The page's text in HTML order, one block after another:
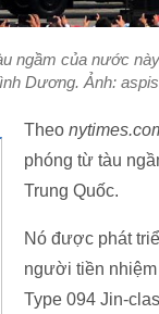
ngầm của nước
Dương. Ảnh:
Theo
phóng từ tàu
Trung Quốc.
Nó được phát
người tiền nhiệm
Type 094 Jin-